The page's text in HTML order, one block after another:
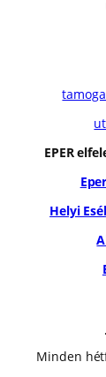
EPER
Helyi
Minden